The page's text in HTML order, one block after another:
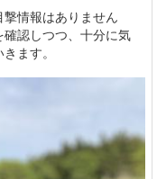
情報はありません
認しつつ、十分に気
ます。